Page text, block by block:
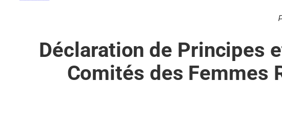
Déclaration de Principes
Comités des Femmes